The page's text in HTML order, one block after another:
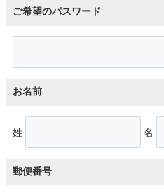
ご希望のパスワード
お名前
姓 名
郵便番号